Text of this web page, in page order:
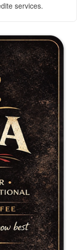
services.